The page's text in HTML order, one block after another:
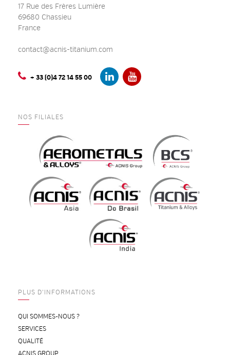
17 Rue des Frères Lumière
69680 Chassieu
France
contact@acnis-titanium.com
+ 33 (0)4 72 14 55 00
NOS FILIALES
PLUS D'INFORMATIONS
QUI SOMMES-NOUS ?
SERVICES
QUALITÉ